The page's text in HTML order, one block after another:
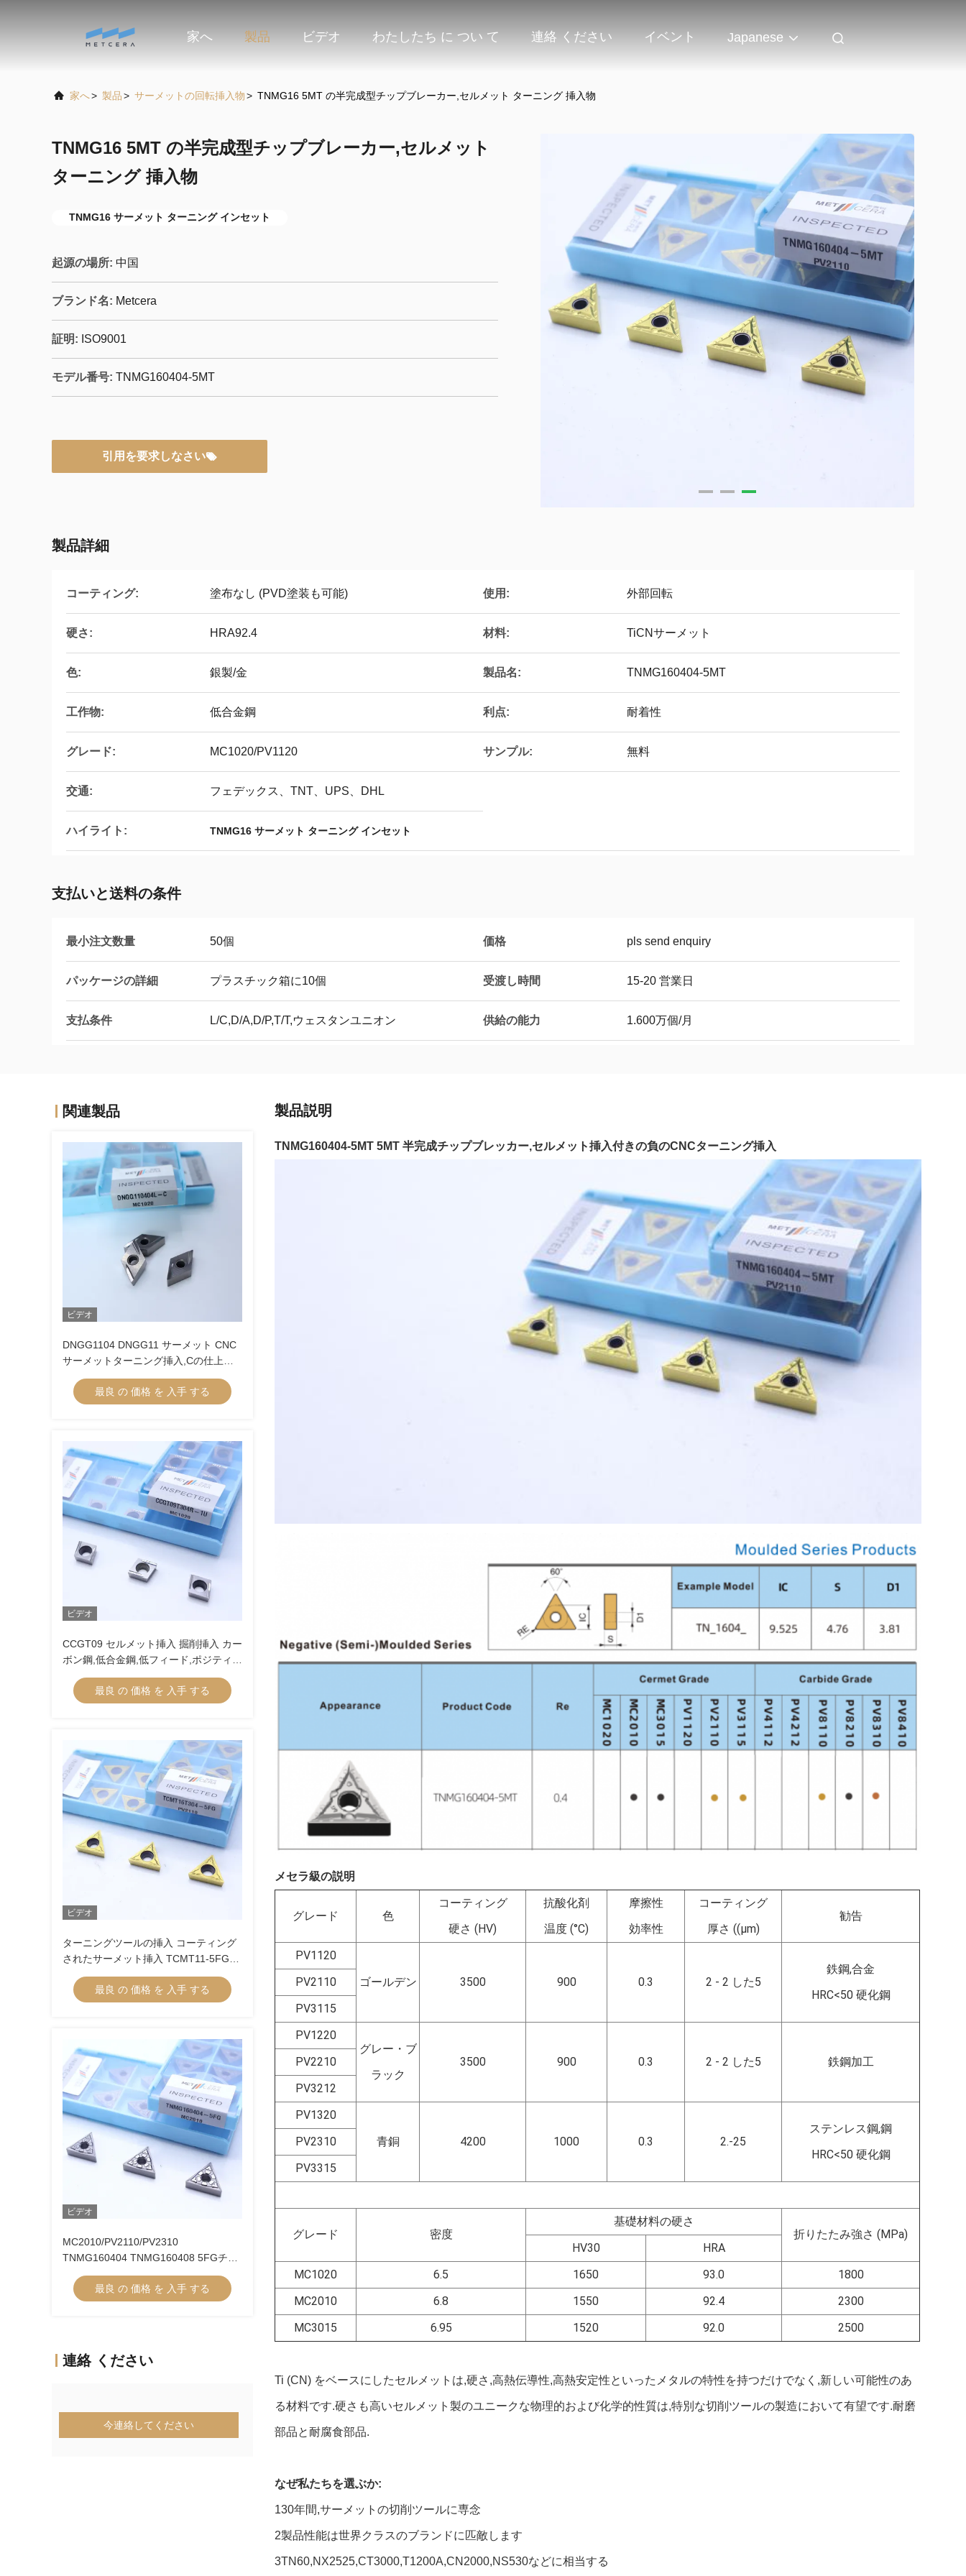
家へ 製品 ビデオ わたしたち に つい て 連絡 ください イベント Japanese
家へ> 製品> サーメットの回転挿入物> TNMG16 5MT の半完成型チップブレーカー,セルメット ターニング 挿入物
TNMG16 5MT の半完成型チップブレーカー,セルメット
ターニング 挿入物
TNMG16 サーメット ターニング インセット
起源の場所: 中国
ブランド名: Metcera
証明: ISO9001
モデル番号: TNMG160404-5MT
引用を要求しなさい
製品詳細
コーティング: 塗布なし (PVD塗装も可能) 使用: 外部回転
硬さ: HRA92.4 材料: TiCNサーメット
色: 銀製/金 製品名: TNMG160404-5MT
工作物: 低合金鋼 利点: 耐着性
グレード: MC1020/PV1120 サンプル: 無料
交通: フェデックス、TNT、UPS、DHL
ハイライト: TNMG16 サーメット ターニング インセット
支払いと送料の条件
最小注文数量 50個 価格 pls send enquiry
パッケージの詳細 プラスチック箱に10個 受渡し時間 15-20 営業日
支払条件 L/C,D/A,D/P,T/T,ウェスタンユニオン 供給の能力 1.600万個/月
関連製品
ビデオ
DNGG1104 DNGG11 サーメット CNC
サーメットターニング挿入,Cの仕上げ
挿入 仕上げチップブレーカー
最良 の 価格 を 入手 する
ビデオ
CCGT09 セルメット挿入 掘削挿入 カー
ボン鋼,低合金鋼,低フィード,ポジティブ
挿入 切断のための内部ターニング挿入
CCGT09T304R-1U
最良 の 価格 を 入手 する
ビデオ
ターニングツールの挿入 コーティング
されたサーメット挿入 TCMT11-5FG
TCMT16-5FG サーメットターニング挿
最良 の 価格 を 入手 する
ビデオ
MC2010/PV2110/PV2310
TNMG160404 TNMG160408 5FGチッ
プブレーカーにおけるCNC機械のため
のCermetターニング挿入器
最良 の 価格 を 入手 する
連絡 ください
今連絡してください
製品説明
TNMG160404-5MT 5MT 半完成チップブレッカー,セルメット挿入付きの負のCNCターニング挿入
メセラ級の説明
グレード 色
コーティング
硬さ (HV)
抗酸化剤
温度 (°C)
摩擦性
効率性
コーティング
厚さ ((μm)
勧告
PV1120
ゴールデン
3500 900 0.3 2 - 2 した5
鉄鋼,合金
HRC<50 硬化鋼
PV2110
PV3115
PV1220
グレー・ブ
ラック
3500 900 0.3 2 - 2 した5 鉄鋼加工
PV2210
PV3212
PV1320
青銅
4200 1000 0.3 2.-25
ステンレス鋼,鋼
HRC<50 硬化鋼
PV2310
PV3315
グレード 密度
基礎材料の硬さ
折りたたみ強さ (MPa)
HV30
HRA
MC1020
6.5 1650 93.0
1800
MC2010
6.8 1550 92.4
2300
MC3015
6.95 1520 92.0 2500
Ti (CN) をベースにしたセルメットは,硬さ,高熱伝導性,高熱安定性といったメタルの特性を持つだけでなく,新しい可能性のあ
る材料です.硬さも高いセルメット製のユニークな物理的および化学的性質は,特別な切削ツールの製造において有望です.耐磨
部品と耐腐食部品.
なぜ私たちを選ぶか:
130年間,サーメットの切削ツールに専念
2製品性能は世界クラスのブランドに匹敵します
3TN60,NX2525,CT3000,T1200A,CN2000,NS530などに相当する